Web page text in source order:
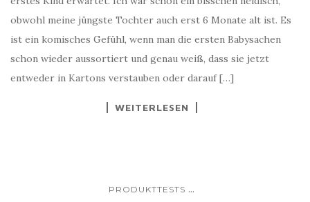
obwohl meine jüngste Tochter auch erst 6 Monate alt ist. Es
ist ein komisches Gefühl, wenn man die ersten Babysachen
schon wieder aussortiert und genau weiß, dass sie jetzt
entweder in Kartons verstauben oder darauf […]
WEITERLESEN
PRODUKTTESTS ...